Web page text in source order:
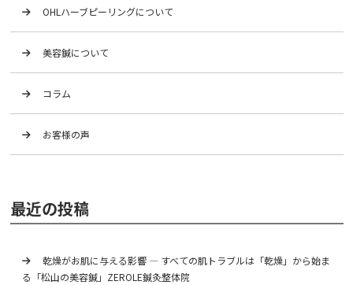
OHLハーブピーリングについて
美容鍼について
コラム
お客様の声
最近の投稿
乾燥がお肌に与える影響 ― すべての肌トラブルは「乾燥」から始ま
る「松山の美容鍼」ZEROLE鍼灸整体院